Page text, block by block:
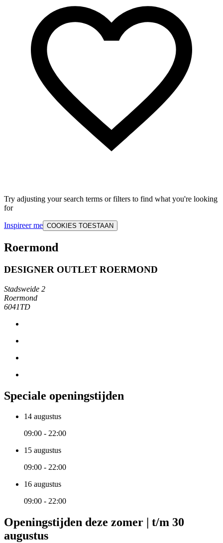
Try adjusting your search terms or filters to find what you're looking
for
Inspireer me COOKIES TOESTAAN
Roermond
DESIGNER OUTLET ROERMOND
Stadsweide 2
Roermond
6041TD
Speciale openingstijden
14 augustus
09:00 - 22:00
15 augustus
09:00 - 22:00
16 augustus
09:00 - 22:00
Openingstijden deze zomer | t/m 30
augustus